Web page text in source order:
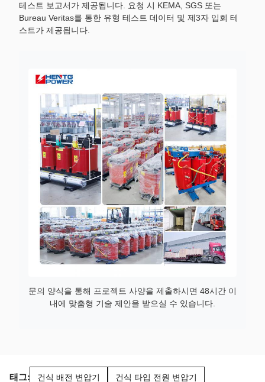
테스트 보고서가 제공됩니다. 요청 시 KEMA, SGS 또는
Bureau Veritas를 통한 유형 테스트 데이터 및 제3자 입회 테
스트가 제공됩니다.
문의 양식을 통해 프로젝트 사양을 제출하시면 48시간 이
내에 맞춤형 기술 제안을 받으실 수 있습니다.
태그: 건식 배전 변압기 건식 타입 전원 변압기